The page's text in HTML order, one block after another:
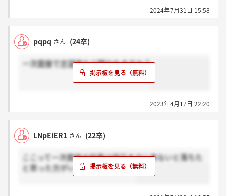
2024年7月31日 15:58
pqpq さん (24卒)
一次面接で志望度など聞かれますか？
2023年4月17日 22:20
LNpEiER1 さん (22卒)
ここって一次面接の結果は翌日までに来ないと落ちた
と思った方がいいのでしょうか？